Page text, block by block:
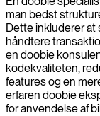
man bedst
Dette inkluderer at
håndtere
en doobie
kodekvaliteten,
features og en
erfaren doobie
for anvendelse af